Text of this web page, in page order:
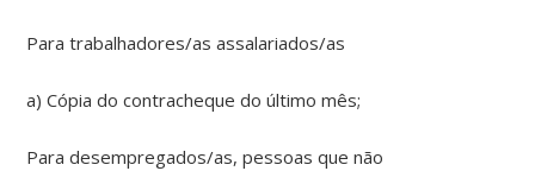
Para trabalhadores/as assalariados/as
a) Cópia do contracheque do último mês;
Para desempregados/as, pessoas que não